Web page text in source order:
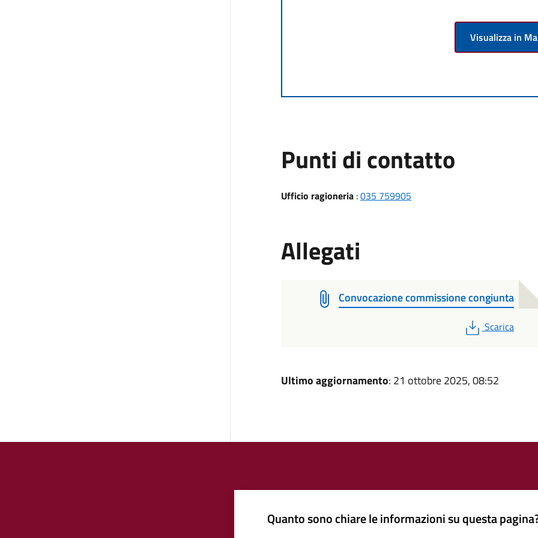
Visualizza in
Punti di contatto
Ufficio ragioneria:035 759905
Allegati
Convocazione commissione congiunta
PDF
Scarica
Ultimo aggiornamento: 21 ottobre 2025, 08:52
Quanto sono chiare le informazioni su questa